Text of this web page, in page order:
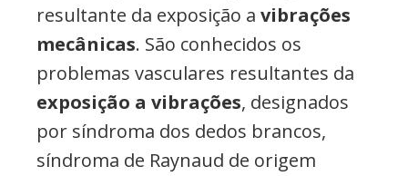
resultante da exposição a vibrações
mecânicas. São conhecidos os
problemas vasculares resultantes da
exposição a vibrações, designados
por síndroma dos dedos brancos,
síndroma de Raynaud de origem